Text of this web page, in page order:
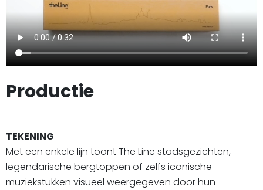
Productie
TEKENING
Met een enkele lijn toont The Line stadsgezichten,
legendarische bergtoppen of zelfs iconische
muziekstukken visueel weergegeven door hun